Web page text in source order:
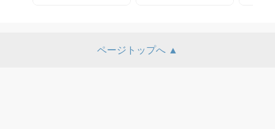
ページトップへ ▲